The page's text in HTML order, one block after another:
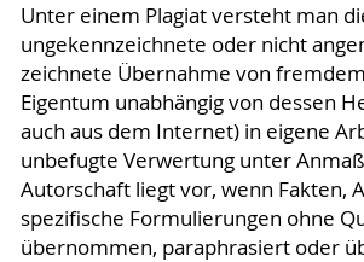
Unter einem Plagiat versteht man
ungekennzeichnete oder nicht
zeichnete Übernahme von
Eigentum unabhängig von dessen
auch aus dem Internet) in eigene
unbefugte Verwertung unter
Autorschaft liegt vor, wenn Fakten,
spezifische Formulierungen ohne
übernommen, paraphrasiert oder